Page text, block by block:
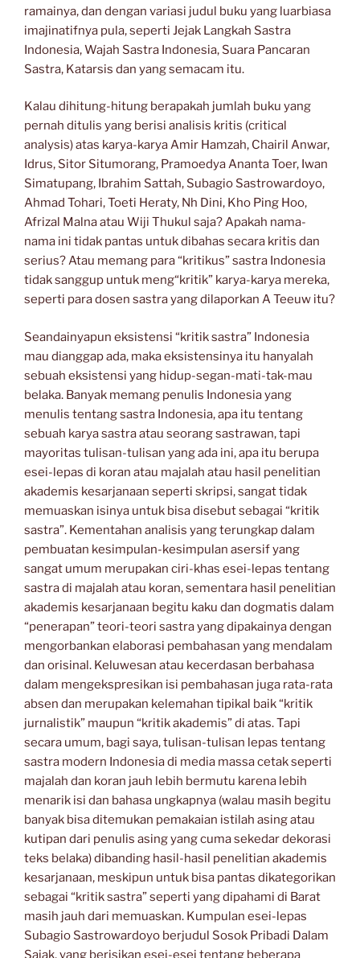
ramainya, dan dengan variasi judul buku yang luarbiasa
imajinatifnya pula, seperti Jejak Langkah Sastra
Indonesia, Wajah Sastra Indonesia, Suara Pancaran
Sastra, Katarsis dan yang semacam itu.
Kalau dihitung-hitung berapakah jumlah buku yang
pernah ditulis yang berisi analisis kritis (critical
analysis) atas karya-karya Amir Hamzah, Chairil Anwar,
Idrus, Sitor Situmorang, Pramoedya Ananta Toer, Iwan
Simatupang, Ibrahim Sattah, Subagio Sastrowardoyo,
Ahmad Tohari, Toeti Heraty, Nh Dini, Kho Ping Hoo,
Afrizal Malna atau Wiji Thukul saja? Apakah nama-
nama ini tidak pantas untuk dibahas secara kritis dan
serius? Atau memang para “kritikus” sastra Indonesia
tidak sanggup untuk meng“kritik” karya-karya mereka,
seperti para dosen sastra yang dilaporkan A Teeuw itu?
Seandainyapun eksistensi “kritik sastra” Indonesia
mau dianggap ada, maka eksistensinya itu hanyalah
sebuah eksistensi yang hidup-segan-mati-tak-mau
belaka. Banyak memang penulis Indonesia yang
menulis tentang sastra Indonesia, apa itu tentang
sebuah karya sastra atau seorang sastrawan, tapi
mayoritas tulisan-tulisan yang ada ini, apa itu berupa
esei-lepas di koran atau majalah atau hasil penelitian
akademis kesarjanaan seperti skripsi, sangat tidak
memuaskan isinya untuk bisa disebut sebagai “kritik
sastra”. Kementahan analisis yang terungkap dalam
pembuatan kesimpulan-kesimpulan asersif yang
sangat umum merupakan ciri-khas esei-lepas tentang
sastra di majalah atau koran, sementara hasil penelitian
akademis kesarjanaan begitu kaku dan dogmatis dalam
“penerapan” teori-teori sastra yang dipakainya dengan
mengorbankan elaborasi pembahasan yang mendalam
dan orisinal. Keluwesan atau kecerdasan berbahasa
dalam mengekspresikan isi pembahasan juga rata-rata
absen dan merupakan kelemahan tipikal baik “kritik
jurnalistik” maupun “kritik akademis” di atas. Tapi
secara umum, bagi saya, tulisan-tulisan lepas tentang
sastra modern Indonesia di media massa cetak seperti
majalah dan koran jauh lebih bermutu karena lebih
menarik isi dan bahasa ungkapnya (walau masih begitu
banyak bisa ditemukan pemakaian istilah asing atau
kutipan dari penulis asing yang cuma sekedar dekorasi
teks belaka) dibanding hasil-hasil penelitian akademis
kesarjanaan, meskipun untuk bisa pantas dikategorikan
sebagai “kritik sastra” seperti yang dipahami di Barat
masih jauh dari memuaskan. Kumpulan esei-lepas
Subagio Sastrowardoyo berjudul Sosok Pribadi Dalam
Sajak, yang berisikan esei-esei tentang beberapa